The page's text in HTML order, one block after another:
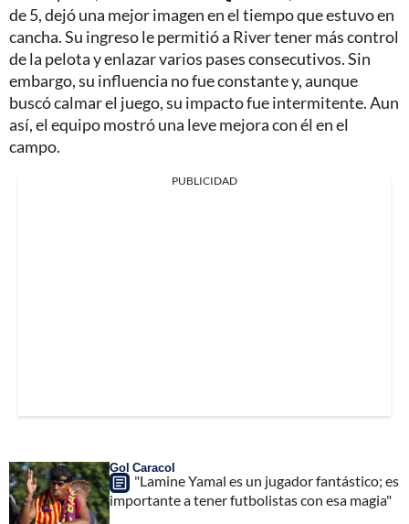
de 5, dejó una mejor imagen en el tiempo que estuvo en
cancha. Su ingreso le permitió a River tener más control
de la pelota y enlazar varios pases consecutivos. Sin
embargo, su influencia no fue constante y, aunque
buscó calmar el juego, su impacto fue intermitente. Aun
así, el equipo mostró una leve mejora con él en el
campo.
PUBLICIDAD
Gol Caracol
"Lamine Yamal es un jugador fantástico; es
importante a tener futbolistas con esa magia"